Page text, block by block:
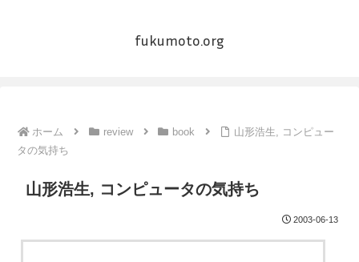
fukumoto.org
ホーム review book
山形浩生, コンピュー
タの気持ち
山形浩生, コンピュータの気持ち
2003-06-13